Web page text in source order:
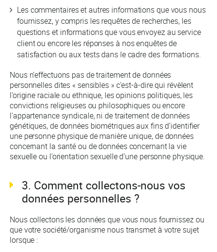
Les commentaires et autres informations que vous nous
fournissez, y compris les requêtes de recherches, les
questions et informations que vous envoyez au service
client ou encore les réponses à nos enquêtes de
satisfaction ou aux tests dans le cadre des formations.
Nous n’effectuons pas de traitement de données
personnelles dites « sensibles » c’est-à-dire qui révèlent
l’origine raciale ou ethnique, les opinions politiques, les
convictions religieuses ou philosophiques ou encore
l’appartenance syndicale, ni de traitement de données
génétiques, de données biométriques aux fins d’identifier
une personne physique de manière unique, de données
concernant la santé ou de données concernant la vie
sexuelle ou l’orientation sexuelle d’une personne physique.
3. Comment collectons-nous vos
données personnelles ?
Nous collectons les données que vous nous fournissez ou
que votre société/organisme nous transmet à votre sujet
lorsque :